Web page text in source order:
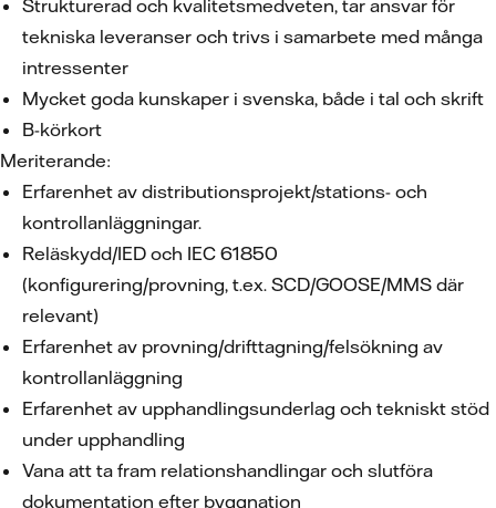
Strukturerad och kvalitetsmedveten, tar ansvar för
tekniska leveranser och trivs i samarbete med många
intressenter
Mycket goda kunskaper i svenska, både i tal och skrift
B-körkort
Meriterande:
Erfarenhet av distributionsprojekt/stations- och
kontrollanläggningar.
Reläskydd/IED och IEC 61850
(konfigurering/provning, t.ex. SCD/GOOSE/MMS där
relevant)
Erfarenhet av provning/drifttagning/felsökning av
kontrollanläggning
Erfarenhet av upphandlingsunderlag och tekniskt stöd
under upphandling
Vana att ta fram relationshandlingar och slutföra
dokumentation efter byggnation